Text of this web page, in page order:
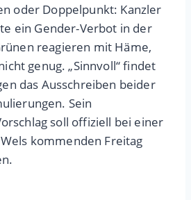
oder Doppelpunkt: Kanzler
ein Gender-Verbot in der
reagieren mit Häme,
genug. „Sinnvoll“ findet
das Ausschreiben beider
Sein
soll offiziell bei einer
kommenden Freitag